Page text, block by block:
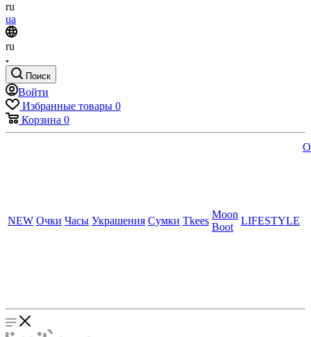
ru
ua
ru
Поиск
Войти
Избранные товары 0
Корзина 0
NEW Очки Часы Украшения Сумки Tkees
Moon
Boot
LIFESTYLE